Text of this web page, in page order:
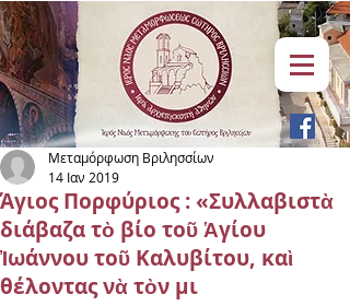
Άγιος Πορφύριος : «Συλλαβιστὰ
διάβαζα τὸ βίο τοῦ Ἁγίου
Ἰωάννου τοῦ Καλυβίτου, καὶ
θέλοντας νὰ τὸν μι
Μεταμόρφωση Βριλησσίων
14 Ιαν 2019